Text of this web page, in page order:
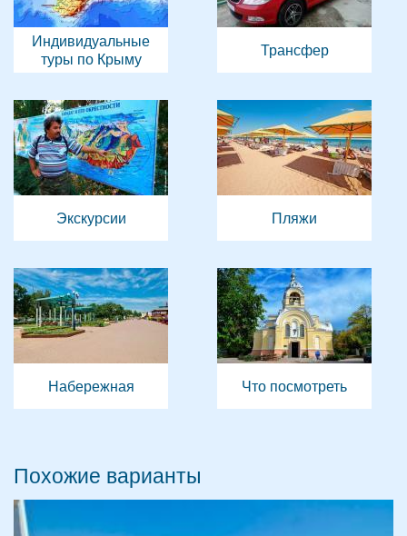
Индивидуальные
туры по Крыму
Трансфер
Экскурсии Пляжи
Набережная Что посмотреть
Похожие варианты